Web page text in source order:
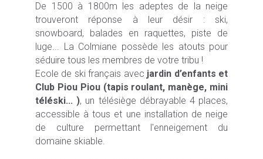
De 1500 à 1800m les adeptes de la neige
trouveront réponse à leur désir : ski,
snowboard, balades en raquettes, piste de
luge... La Colmiane possède les atouts pour
séduire tous les membres de votre tribu !
Ecole de ski français avec jardin d’enfants et
Club Piou Piou (tapis roulant, manège, mini
téléski... ), un télésiège débrayable 4 places,
accessible à tous et une installation de neige
de culture permettant l'enneigement du
domaine skiable.